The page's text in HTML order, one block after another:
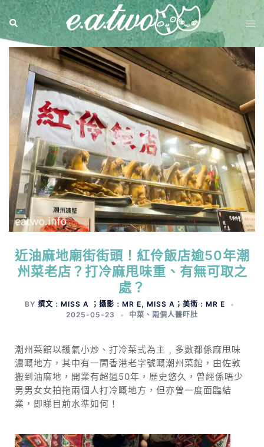
近油麻地廟街街頭！紅伶飯店逾50年潮
州菜老店？打冷麻甩味重、有無可取之
處？
BY 撰文﹕MISS A ；攝影﹕MR E, MISS A；美術﹕MR E
2025-05-23
中菜 、 兩個人醫吓肚
潮州菜館以鑊氣小炒、打冷菜式為主﹐多數都係麻甩味
濃嘅地方，其中有一間香港老字號嘅潮州菜館，由佐敦
搬到油麻地，開業有超過50年，歷史悠久，曾經係唔少
男男女女拍拖兩個人打冷嘅地方，但亦曾一度面臨結
業，即睇目前水準如何！